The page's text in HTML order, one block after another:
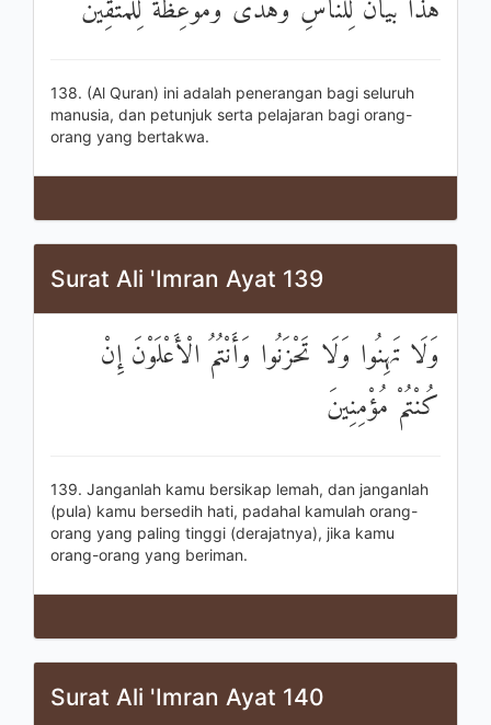
هَٰذَا بَيَانٌ لِلنَّاسِ وَهُدًى وَمَوْعِظَةٌ لِلْمُتَّقِينَ
138. (Al Quran) ini adalah penerangan bagi seluruh
manusia, dan petunjuk serta pelajaran bagi orang-
orang yang bertakwa.
Surat Ali 'Imran Ayat 139
وَلَا تَهِنُوا وَلَا تَحْزَنُوا وَأَنْتُمُ الْأَعْلَوْنَ إِنْ
كُنْتُمْ مُؤْمِنِينَ
139. Janganlah kamu bersikap lemah, dan janganlah
(pula) kamu bersedih hati, padahal kamulah orang-
orang yang paling tinggi (derajatnya), jika kamu
orang-orang yang beriman.
Surat Ali 'Imran Ayat 140